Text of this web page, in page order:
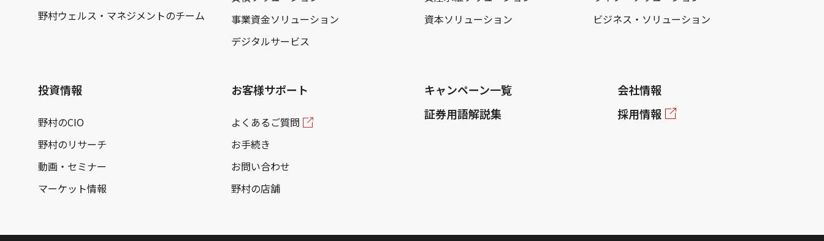
野村ウェルス・マネジメントのチーム
事業資金ソリューション
資本ソリューション
ビジネス・ソリューション
デジタルサービス
投資情報
野村のCIO
野村のリサーチ
動画・セミナー
マーケット情報
お客様サポート
よくあるご質問
お手続き
お問い合わせ
野村の店舗
キャンペーン一覧
証券用語解説集
会社情報
採用情報